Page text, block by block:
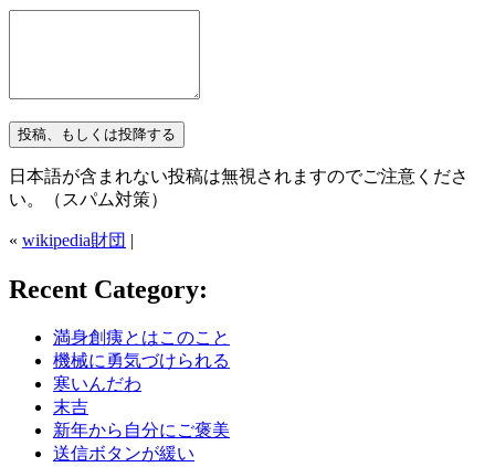
日本語が含まれない投稿は無視されますのでご注意くださ
い。（スパム対策）
« wikipedia財団 |
Recent Category:
満身創痍とはこのこと
機械に勇気づけられる
寒いんだわ
末吉
新年から自分にご褒美
送信ボタンが緩い